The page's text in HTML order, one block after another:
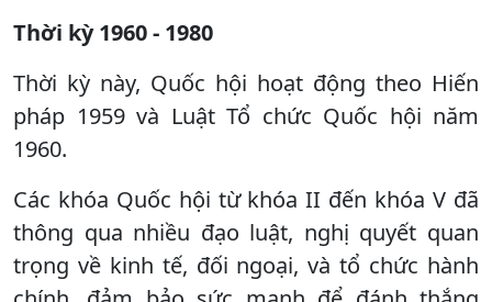
Thời kỳ 1960 - 1980
Thời kỳ này, Quốc hội hoạt động theo Hiến
pháp 1959 và Luật Tổ chức Quốc hội năm
1960.
Các khóa Quốc hội từ khóa II đến khóa V đã
thông qua nhiều đạo luật, nghị quyết quan
trọng về kinh tế, đối ngoại, và tổ chức hành